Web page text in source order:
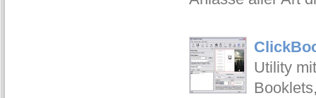
Utility